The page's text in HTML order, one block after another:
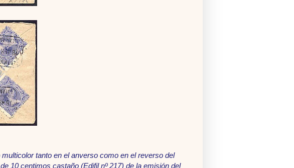
tanto en el anverso como en el reverso del
10 centimos castaño (Edifil nº 217) de la emisión del